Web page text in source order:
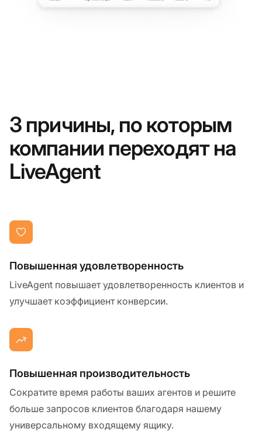
3 причины, по которым
компании переходят на
LiveAgent
Повышенная удовлетворенность
LiveAgent повышает удовлетворенность клиентов и
улучшает коэффициент конверсии.
Повышенная производительность
Сократите время работы ваших агентов и решите
больше запросов клиентов благодаря нашему
универсальному входящему ящику.